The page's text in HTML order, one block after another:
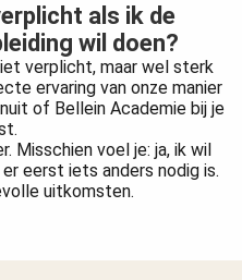
als ik de
wil doen?
verplicht, maar wel sterk
ervaring van onze manier
of Bellein Academie bij je
Misschien voel je: ja, ik wil
eerst iets anders nodig is.
uitkomsten.